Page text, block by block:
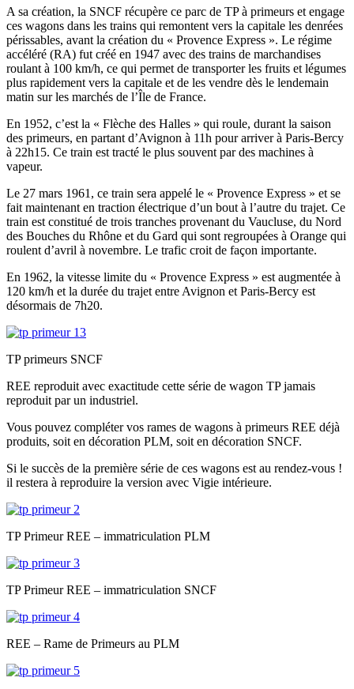
A sa création, la SNCF récupère ce parc de TP à primeurs et engage
ces wagons dans les trains qui remontent vers la capitale les denrées
périssables, avant la création du « Provence Express ». Le régime
accéléré (RA) fut créé en 1947 avec des trains de marchandises
roulant à 100 km/h, ce qui permet de transporter les fruits et légumes
plus rapidement vers la capitale et de les vendre dès le lendemain
matin sur les marchés de l’Île de France.
En 1952, c’est la « Flèche des Halles » qui roule, durant la saison
des primeurs, en partant d’Avignon à 11h pour arriver à Paris-Bercy
à 22h15. Ce train est tracté le plus souvent par des machines à
vapeur.
Le 27 mars 1961, ce train sera appelé le « Provence Express » et se
fait maintenant en traction électrique d’un bout à l’autre du trajet. Ce
train est constitué de trois tranches provenant du Vaucluse, du Nord
des Bouches du Rhône et du Gard qui sont regroupées à Orange qui
roulent d’avril à novembre. Le trafic croit de façon importante.
En 1962, la vitesse limite du « Provence Express » est augmentée à
120 km/h et la durée du trajet entre Avignon et Paris-Bercy est
désormais de 7h20.
TP primeurs SNCF
REE reproduit avec exactitude cette série de wagon TP jamais
reproduit par un industriel.
Vous pouvez compléter vos rames de wagons à primeurs REE déjà
produits, soit en décoration PLM, soit en décoration SNCF.
Si le succès de la première série de ces wagons est au rendez-vous !
il restera à reproduire la version avec Vigie intérieure.
TP Primeur REE – immatriculation PLM
TP Primeur REE – immatriculation SNCF
REE – Rame de Primeurs au PLM